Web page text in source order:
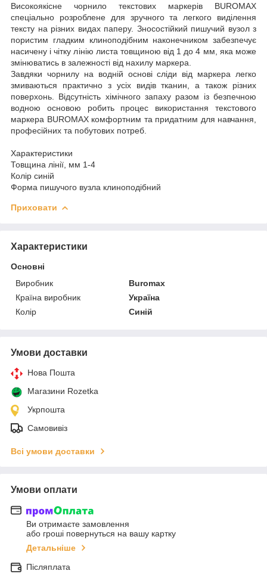
Високоякісне чорнило текстових маркерів BUROMAX
спеціально розроблене для зручного та легкого виділення
тексту на різних видах паперу. Зносостійкий пишучий вузол з
пористим гладким клиноподібним наконечником забезпечує
насичену і чітку лінію листа товщиною від 1 до 4 мм, яка може
змінюватись в залежності від нахилу маркера.
Завдяки чорнилу на водній основі сліди від маркера легко
змиваються практично з усіх видів тканин, а також різних
поверхонь. Відсутність хімічного запаху разом із безпечною
водною основою робить процес використання текстового
маркера BUROMAX комфортним та придатним для навчання,
професійних та побутових потреб.
Характеристики
Товщина лінії, мм 1-4
Колір синій
Форма пишучого вузла клиноподібний
Приховати
Характеристики
Основні
Виробник
Buromax
Країна виробник
Україна
Колір
Синій
Умови доставки
Нова Пошта
Магазини Rozetka
Укрпошта
Самовивіз
Всі умови доставки
Умови оплати
Ви отримаєте замовлення
або гроші повернуться на вашу картку
Детальніше
Післяплата